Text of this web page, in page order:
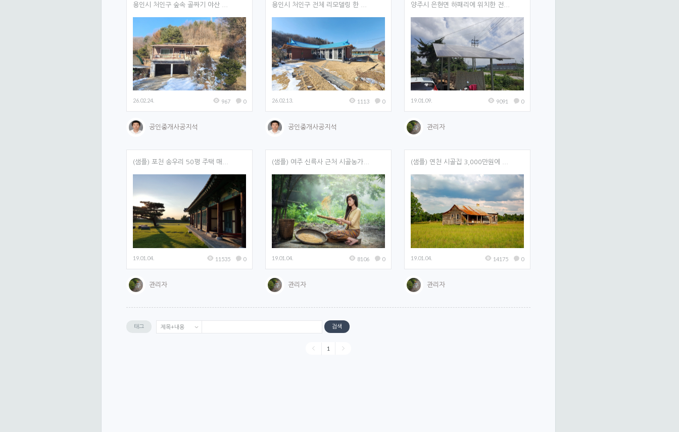
링크 게시판
일반 게시판, 리스트 게시판, 갤러리 게시판에만 해당
태그 기능 사용
새 글 표시 시간
검색 기능 사용
태그 클라우드 페이지
관리자 체크박스
썸네일 가로 길이
썸네일 세로 길이
썸네일 확대
썸네일 게시판만 해당
용인시 처인구 숲속 골짜기 야산 ...
26.02.24. 967 0
공인중개사공지석
용인시 처인구 전체 리모델링 한 ...
26.02.13. 1113 0
공인중개사공지석
양주시 은현면 하패리에 위치한 전...
19.01.09. 9091 0
관리자
(샘플) 포천 송우리 50평 주택 매...
19.01.04. 11535 0
관리자
(샘플) 여주 신륵사 근처 시골농가...
19.01.04. 8106 0
관리자
(샘플) 연천 시골집 3,000만원에 ...
19.01.04. 14175 0
관리자
태그 제목+내용 검색
1